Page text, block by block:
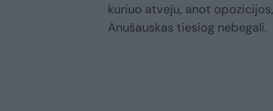
kuriuo atveju, anot
Anušauskas tiesiog nebegali.